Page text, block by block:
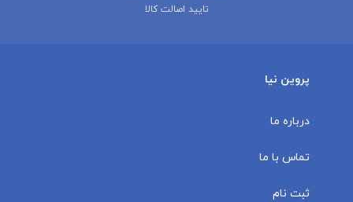
تایید اصالت کالا
پروین نیا
درباره ما
تماس با ما
ثبت نام